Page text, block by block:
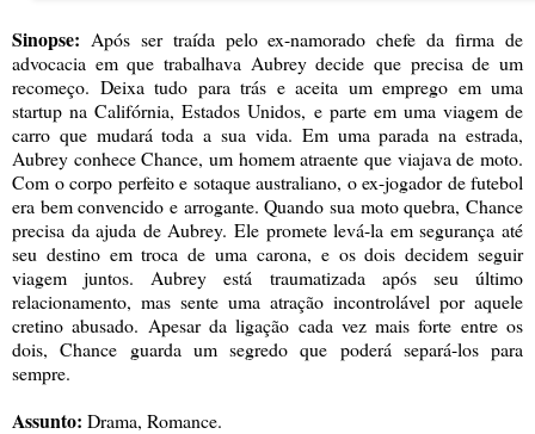
Sinopse: Após ser traída pelo ex-namorado chefe da firma de
advocacia em que trabalhava Aubrey decide que precisa de um
recomeço. Deixa tudo para trás e aceita um emprego em uma
startup na Califórnia, Estados Unidos, e parte em uma viagem de
carro que mudará toda a sua vida. Em uma parada na estrada,
Aubrey conhece Chance, um homem atraente que viajava de moto.
Com o corpo perfeito e sotaque australiano, o ex-jogador de futebol
era bem convencido e arrogante. Quando sua moto quebra, Chance
precisa da ajuda de Aubrey. Ele promete levá-la em segurança até
seu destino em troca de uma carona, e os dois decidem seguir
viagem juntos. Aubrey está traumatizada após seu último
relacionamento, mas sente uma atração incontrolável por aquele
cretino abusado. Apesar da ligação cada vez mais forte entre os
dois, Chance guarda um segredo que poderá separá-los para
sempre.
Assunto: Drama, Romance.